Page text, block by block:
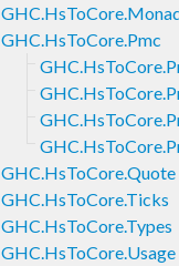
GHC.HsToCore.Pmc
GHC.HsToCore.Quote
GHC.HsToCore.Ticks
GHC.HsToCore.Types
GHC.HsToCore.Usage